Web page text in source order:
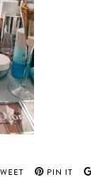
PIN IT